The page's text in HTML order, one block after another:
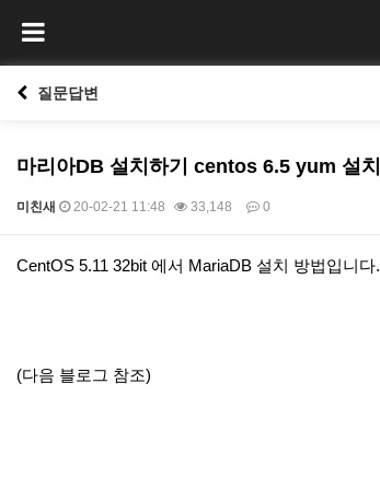
질문답변
마리아DB 설치하기 centos 6.5 yum 설
미친새 20-02-21 11:48 33,148 0
본문
CentOS 5.11 32bit 에서 MariaDB 설치 방법입니다.
(다음 블로그 참조)